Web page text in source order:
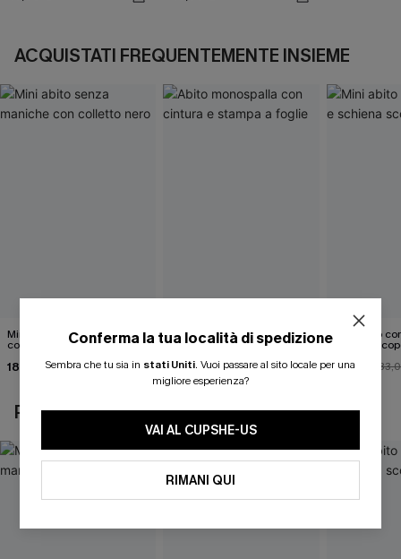
ACQUISTATI FREQUENTEMENTE INSIEME
Mini abito senza maniche
con colletto nero
18,90 €
Abito monospalla con
cintura e stampa a foglie
26,90 €
Mini abito
schiena
26,00 €
POTREBBE INTERESSARTI ANCHE
Conferma la tua località di spedizione
Sembra che tu sia in stati Uniti. Vuoi passare al sito locale per una
migliore esperienza?
VAI AL CUPSHE-US
RIMANI QUI